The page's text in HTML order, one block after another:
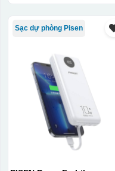
Sạc dự phòng Pisen